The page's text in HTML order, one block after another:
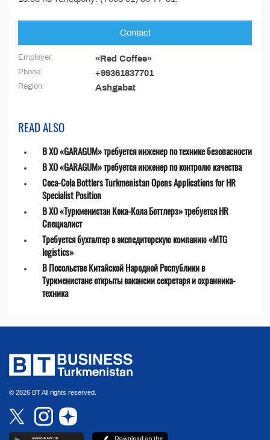
Contact
Employer: «Red Coffee»
Phone: +99361837701
Region: Ashgabat
READ ALSO
В ХО «GARAGUM» требуется инженер по технике безопасности
В ХО «GARAGUM» требуется инженер по контролю качества
Coca-Cola Bottlers Turkmenistan Opens Applications for HR
Specialist Position
В ХО «Туркменистан Кока-Кола Боттлерз» требуется HR
Специалист
Требуется бухгалтер в экспедиторскую компанию «MTG
logistics»
В Посольстве Китайской Народной Республики в
Туркменистане открыты вакансии секретаря и охранника-
техника
© 2026 BT All rights reserved.